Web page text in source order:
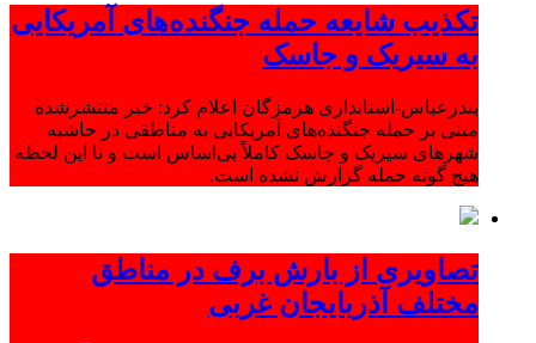
تکذیب شایعه حمله جنگنده‌های آمریکایی
به سیریک و جاسک
بندرعباس-استانداری هرمزگان اعلام کرد: خبر منتشرشده
مبنی بر حمله جنگنده‌های آمریکایی به مناطقی در حاشیه
شهرهای سیریک و جاسک کاملاً بی‌اساس است و تا این لحظه
هیچ گونه حمله گزارش نشده است.
تصاویری از بارش برف در مناطق
مختلف آذربایجان غربی